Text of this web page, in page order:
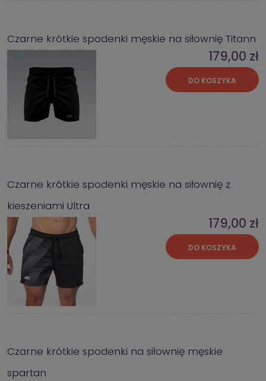
Czarne krótkie spodenki męskie na siłownię Titann
179,00 zł
DO KOSZYKA
Czarne krótkie spodenki męskie na siłownię z
kieszeniami Ultra
179,00 zł
DO KOSZYKA
Czarne krótkie spodenki na siłownię męskie
spartan